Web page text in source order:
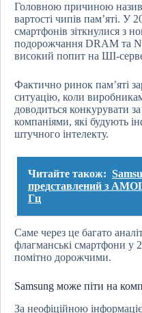
Головною причиною
вартості чипів пам’яті. У
смартфонів зіткнулися з
подорожчання DRAM та
високий попит на ШІ-
Фактично ринок пам’яті
ситуацію, коли
доводиться конкурувати
компаніями, які будують
штучного інтелекту.
Читайте також:
представлений з
Гц
Саме через це багато
флагманські смартфони у
помітно дорожчими.
Samsung може піти на
За неофіційною